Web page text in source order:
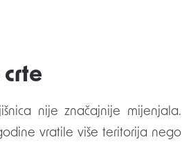
crte
nije značajnije mijenjala.
vratile više teritorija nego